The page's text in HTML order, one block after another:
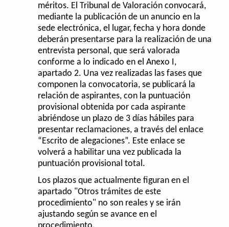
méritos. El Tribunal de Valoración convocará,
mediante la publicación de un anuncio en la
sede electrónica, el lugar, fecha y hora donde
deberán presentarse para la realización de una
entrevista personal, que será valorada
conforme a lo indicado en el Anexo I,
apartado 2. Una vez realizadas las fases que
componen la convocatoria, se publicará la
relación de aspirantes, con la puntuación
provisional obtenida por cada aspirante
abriéndose un plazo de 3 días hábiles para
presentar reclamaciones, a través del enlace
“Escrito de alegaciones”. Este enlace se
volverá a habilitar una vez publicada la
puntuación provisional total.
Los plazos que actualmente figuran en el
apartado "Otros trámites de este
procedimiento" no son reales y se irán
ajustando según se avance en el